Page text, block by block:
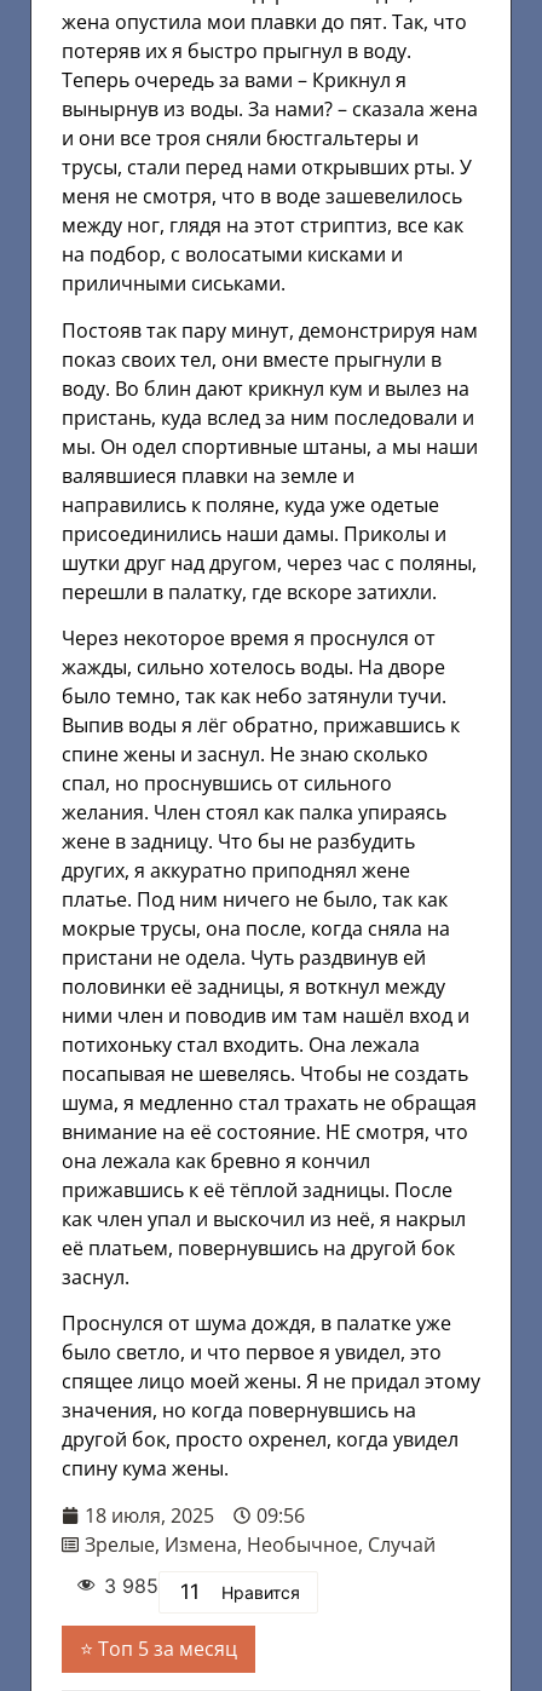
жена опустила мои плавки до пят. Так, что
потеряв их я быстро прыгнул в воду.
Теперь очередь за вами – Крикнул я
вынырнув из воды. За нами? – сказала жена
и они все троя сняли бюстгальтеры и
трусы, стали перед нами открывших рты. У
меня не смотря, что в воде зашевелилось
между ног, глядя на этот стриптиз, все как
на подбор, с волосатыми кисками и
приличными сиськами.
Постояв так пару минут, демонстрируя нам
показ своих тел, они вместе прыгнули в
воду. Во блин дают крикнул кум и вылез на
пристань, куда вслед за ним последовали и
мы. Он одел спортивные штаны, а мы наши
валявшиеся плавки на земле и
направились к поляне, куда уже одетые
присоединились наши дамы. Приколы и
шутки друг над другом, через час с поляны,
перешли в палатку, где вскоре затихли.
Через некоторое время я проснулся от
жажды, сильно хотелось воды. На дворе
было темно, так как небо затянули тучи.
Выпив воды я лёг обратно, прижавшись к
спине жены и заснул. Не знаю сколько
спал, но проснувшись от сильного
желания. Член стоял как палка упираясь
жене в задницу. Что бы не разбудить
других, я аккуратно приподнял жене
платье. Под ним ничего не было, так как
мокрые трусы, она после, когда сняла на
пристани не одела. Чуть раздвинув ей
половинки её задницы, я воткнул между
ними член и поводив им там нашёл вход и
потихоньку стал входить. Она лежала
посапывая не шевелясь. Чтобы не создать
шума, я медленно стал трахать не обращая
внимание на её состояние. НЕ смотря, что
она лежала как бревно я кончил
прижавшись к её тёплой задницы. После
как член упал и выскочил из неё, я накрыл
её платьем, повернувшись на другой бок
заснул.
Проснулся от шума дождя, в палатке уже
было светло, и что первое я увидел, это
спящее лицо моей жены. Я не придал этому
значения, но когда повернувшись на
другой бок, просто охренел, когда увидел
спину кума жены.
18 июля, 2025
09:56
Зрелые, Измена, Необычное, Случай
3 985 11 Нравится
Топ 5 за месяц